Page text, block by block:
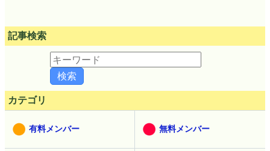
記事検索
カテゴリ
有料メンバー 無料メンバー